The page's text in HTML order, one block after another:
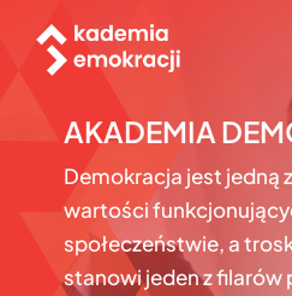
zawartości
O projekcie
Biuletyn
Baza wiedzy
AKADEMIA
Demokracja jest jedną
wartości
społeczeństwie, a
stanowi jeden z filarów